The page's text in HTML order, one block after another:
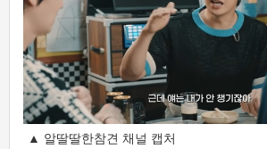
▲ 알딸딸한참견 채널 캡처